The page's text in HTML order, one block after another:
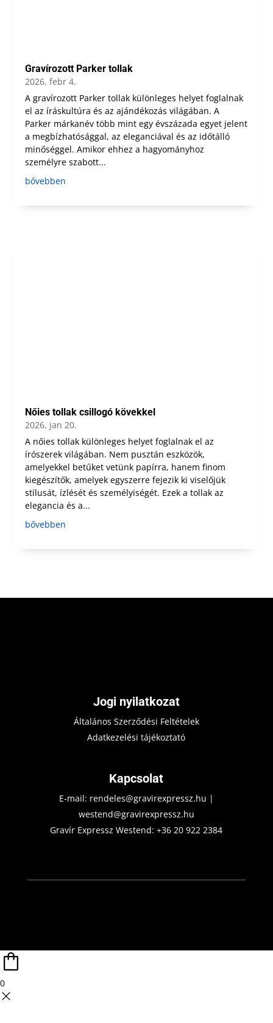
Gravírozott Parker tollak
2026, febr 4.
A gravírozott Parker tollak különleges helyet foglalnak
el az íráskultúra és az ajándékozás világában. A
Parker márkanév több mint egy évszázada egyet jelent
a megbízhatósággal, az eleganciával és az időtálló
minőséggel. Amikor ehhez a hagyományhoz
személyre szabott...
bővebben
Nőies tollak csillogó kövekkel
2026, jan 20.
A nőies tollak különleges helyet foglalnak el az
írószerek világában. Nem pusztán eszközök,
amelyekkel betűket vetünk papírra, hanem finom
kiegészítők, amelyek egyszerre fejezik ki viselőjük
stílusát, ízlését és személyiségét. Ezek a tollak az
elegancia és a...
bővebben
Jogi nyilatkozat
Általános Szerződési Feltételek
Adatkezelési tájékoztató
Kapcsolat
E-mail: rendeles@gravirexpressz.hu |
westend@gravirexpressz.hu
Gravír Expressz Westend:+36 20 922 2384
0